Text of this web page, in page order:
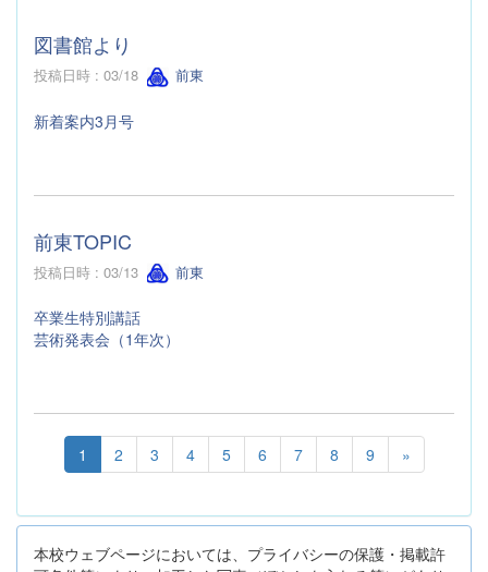
図書館より
投稿日時 : 03/18 前東
新着案内3月号
前東TOPIC
投稿日時 : 03/13 前東
卒業生特別講話
芸術発表会（1年次）
1 2 3 4 5 6 7 8 9 »
本校ウェブページにおいては、プライバシーの保護・掲載許